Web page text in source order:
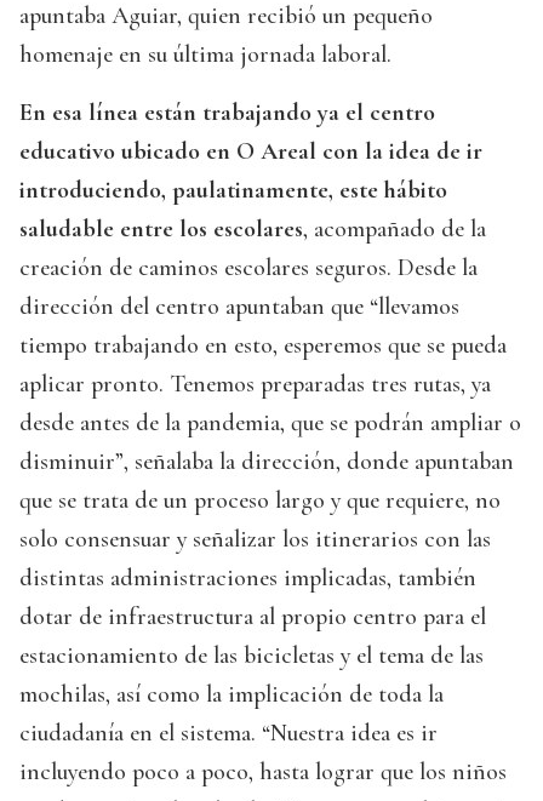
apuntaba Aguiar, quien recibió un pequeño
homenaje en su última jornada laboral.
En esa línea están trabajando ya el centro
educativo ubicado en O Areal con la idea de ir
introduciendo, paulatinamente, este hábito
saludable entre los escolares, acompañado de la
creación de caminos escolares seguros. Desde la
dirección del centro apuntaban que “llevamos
tiempo trabajando en esto, esperemos que se pueda
aplicar pronto. Tenemos preparadas tres rutas, ya
desde antes de la pandemia, que se podrán ampliar o
disminuir”, señalaba la dirección, donde apuntaban
que se trata de un proceso largo y que requiere, no
solo consensuar y señalizar los itinerarios con las
distintas administraciones implicadas, también
dotar de infraestructura al propio centro para el
estacionamiento de las bicicletas y el tema de las
mochilas, así como la implicación de toda la
ciudadanía en el sistema. “Nuestra idea es ir
incluyendo poco a poco, hasta lograr que los niños